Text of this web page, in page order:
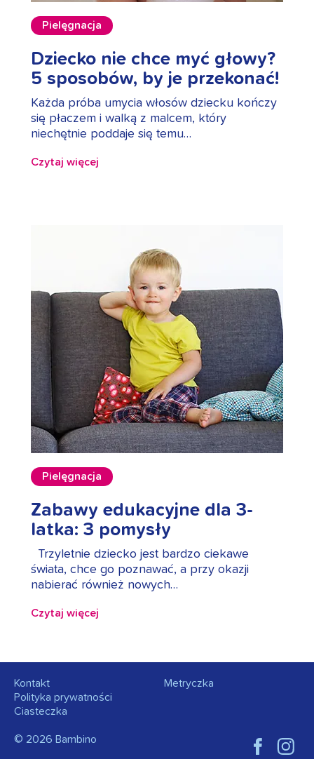
Pielęgnacja
Dziecko nie chce myć głowy?
5 sposobów, by je przekonać!
Każda próba umycia włosów dziecku kończy
się płaczem i walką z malcem, który
niechętnie poddaje się temu…
Czytaj więcej
Pielęgnacja
Zabawy edukacyjne dla 3-
latka: 3 pomysły
Trzyletnie dziecko jest bardzo ciekawe
świata, chce go poznawać, a przy okazji
nabierać również nowych…
Czytaj więcej
© 2026 Bambino
Kontakt
Polityka prywatności
Ciasteczka
Metryczka